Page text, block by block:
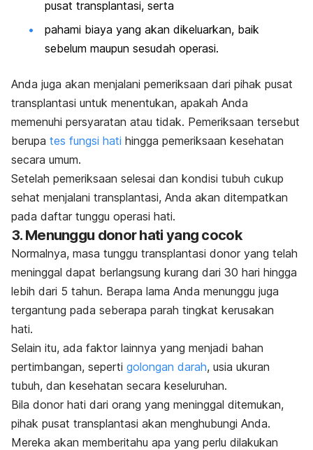
pusat transplantasi, serta
pahami biaya yang akan dikeluarkan, baik
sebelum maupun sesudah operasi.
Anda juga akan menjalani pemeriksaan dari pihak pusat
transplantasi untuk menentukan, apakah Anda
memenuhi persyaratan atau tidak. Pemeriksaan tersebut
berupa tes fungsi hati hingga pemeriksaan kesehatan
secara umum.
Setelah pemeriksaan selesai dan kondisi tubuh cukup
sehat menjalani transplantasi, Anda akan ditempatkan
pada daftar tunggu operasi hati.
3. Menunggu donor hati yang cocok
Normalnya, masa tunggu transplantasi donor yang telah
meninggal dapat berlangsung kurang dari 30 hari hingga
lebih dari 5 tahun. Berapa lama Anda menunggu juga
tergantung pada seberapa parah tingkat kerusakan
hati.
Selain itu, ada faktor lainnya yang menjadi bahan
pertimbangan, seperti golongan darah, usia ukuran
tubuh, dan kesehatan secara keseluruhan.
Bila donor hati dari orang yang meninggal ditemukan,
pihak pusat transplantasi akan menghubungi Anda.
Mereka akan memberitahu apa yang perlu dilakukan